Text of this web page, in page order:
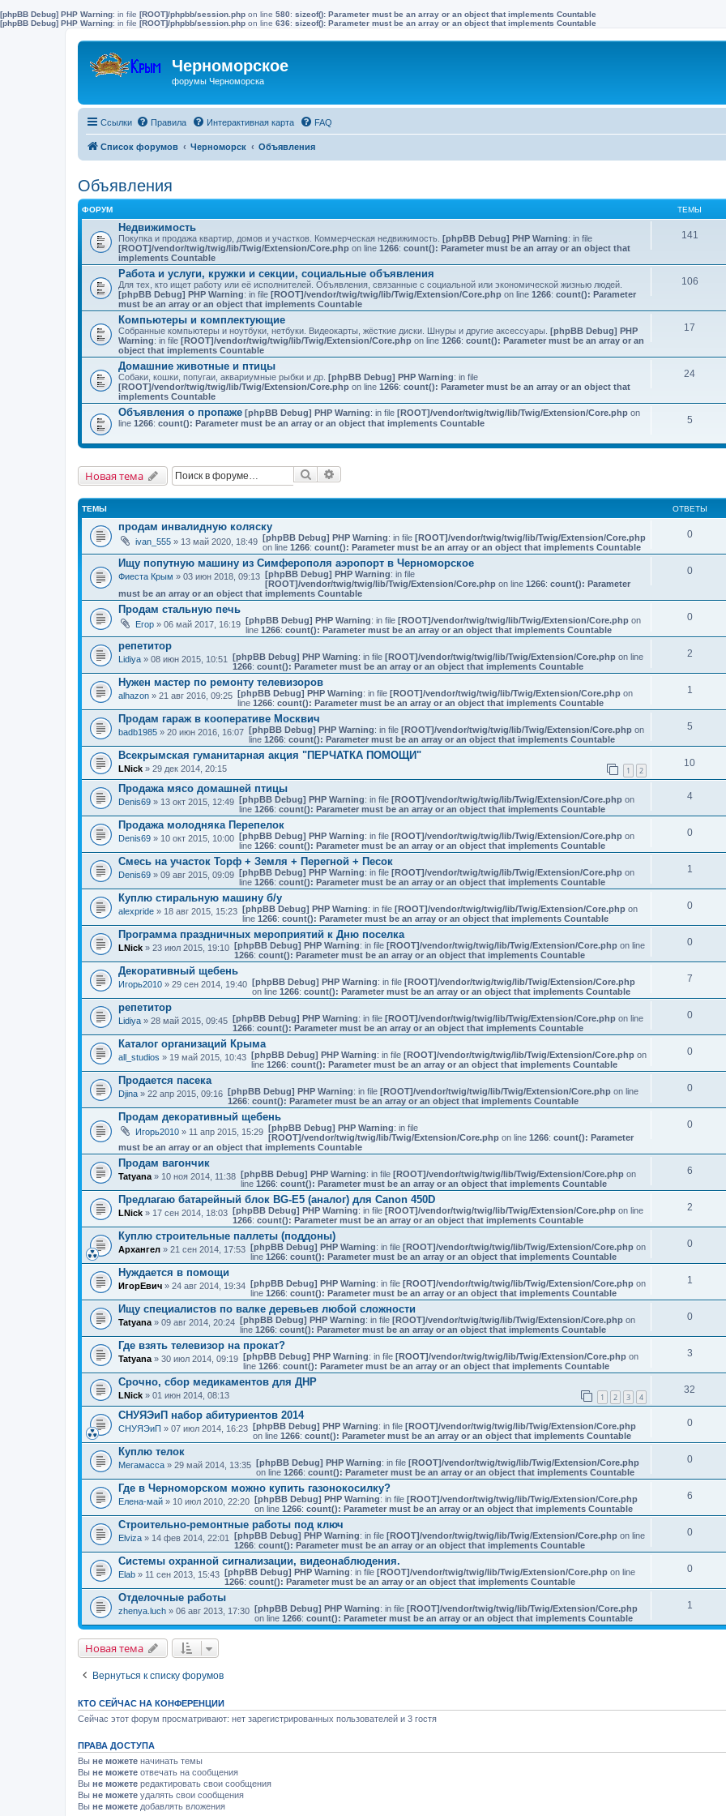
[phpBB Debug] PHP Warning: in file [ROOT]/phpbb/session.php on line 580: sizeof(): Parameter must be an array or an object that implements Countable
[phpBB Debug] PHP Warning: in file [ROOT]/phpbb/session.php on line 636: sizeof(): Parameter must be an array or an object that implements Countable
Черноморское
форумы Черноморска
Ссылки Правила Интерактивная карта FAQ
Список форумов Черноморск Объявления
Объявления
ФОРУМ ТЕМЫ
Недвижимость
Покупка и продажа квартир, домов и участков. Коммерческая недвижимость. [phpBB Debug] PHP Warning: in file
[ROOT]/vendor/twig/twig/lib/Twig/Extension/Core.php on line 1266: count(): Parameter must be an array or an object that
implements Countable
141
Работа и услуги, кружки и секции, социальные объявления
Для тех, кто ищет работу или её исполнителей. Объявления, связанные с социальной или экономической жизнью людей.
[phpBB Debug] PHP Warning: in file [ROOT]/vendor/twig/twig/lib/Twig/Extension/Core.php on line 1266: count(): Parameter
must be an array or an object that implements Countable
106
Компьютеры и комплектующие
Собранные компьютеры и ноутбуки, нетбуки. Видеокарты, жёсткие диски. Шнуры и другие аксессуары. [phpBB Debug] PHP
Warning: in file [ROOT]/vendor/twig/twig/lib/Twig/Extension/Core.php on line 1266: count(): Parameter must be an array or an
object that implements Countable
17
Домашние животные и птицы
Собаки, кошки, попугаи, аквариумные рыбки и др. [phpBB Debug] PHP Warning: in file
[ROOT]/vendor/twig/twig/lib/Twig/Extension/Core.php on line 1266: count(): Parameter must be an array or an object that
implements Countable
24
Объявления о пропаже [phpBB Debug] PHP Warning: in file [ROOT]/vendor/twig/twig/lib/Twig/Extension/Core.php on
line 1266: count(): Parameter must be an array or an object that implements Countable 5
Новая тема Поиск
ТЕМЫ ОТВЕТЫ
продам инвалидную коляску
ivan_555 » 13 май 2020, 18:49 [phpBB Debug] PHP Warning: in file [ROOT]/vendor/twig/twig/lib/Twig/Extension/Core.php
on line 1266: count(): Parameter must be an array or an object that implements Countable
0
Ищу попутную машину из Симферополя аэропорт в Черноморское
Фиеста Крым » 03 июн 2018, 09:13 [phpBB Debug] PHP Warning: in file
[ROOT]/vendor/twig/twig/lib/Twig/Extension/Core.phpon line 1266: count(): Parameter
must be an array or an object that implements Countable
0
Продам стальную печь
Егор » 06 май 2017, 16:19 [phpBB Debug] PHP Warning: in file [ROOT]/vendor/twig/twig/lib/Twig/Extension/Core.phpon
line 1266: count(): Parameter must be an array or an object that implements Countable
0
репетитор
Lidiya » 08 июн 2015, 10:51 [phpBB Debug] PHP Warning: in file [ROOT]/vendor/twig/twig/lib/Twig/Extension/Core.phpon line
1266: count(): Parameter must be an array or an object that implements Countable
2
Нужен мастер по ремонту телевизоров
alhazon » 21 авг 2016, 09:25 [phpBB Debug] PHP Warning: in file [ROOT]/vendor/twig/twig/lib/Twig/Extension/Core.phpon
line 1266: count(): Parameter must be an array or an object that implements Countable
1
Продам гараж в кооперативе Москвич
badb1985 » 20 июн 2016, 16:07 [phpBB Debug] PHP Warning: in file [ROOT]/vendor/twig/twig/lib/Twig/Extension/Core.phpon
line 1266: count(): Parameter must be an array or an object that implements Countable
5
Всекрымская гуманитарная акция "ПЕРЧАТКА ПОМОЩИ"
LNick » 29 дек 2014, 20:15 1 2
10
Продажа мясо домашней птицы
Denis69 » 13 окт 2015, 12:49 [phpBB Debug] PHP Warning: in file [ROOT]/vendor/twig/twig/lib/Twig/Extension/Core.phpon
line 1266: count(): Parameter must be an array or an object that implements Countable
4
Продажа молодняка Перепелок
Denis69 » 10 окт 2015, 10:00 [phpBB Debug] PHP Warning: in file [ROOT]/vendor/twig/twig/lib/Twig/Extension/Core.phpon
line 1266: count(): Parameter must be an array or an object that implements Countable
0
Смесь на участок Торф + Земля + Перегной + Песок
Denis69 » 09 авг 2015, 09:09 [phpBB Debug] PHP Warning: in file [ROOT]/vendor/twig/twig/lib/Twig/Extension/Core.phpon
line 1266: count(): Parameter must be an array or an object that implements Countable
1
Куплю стиральную машину б/у
alexpride » 18 авг 2015, 15:23 [phpBB Debug] PHP Warning: in file [ROOT]/vendor/twig/twig/lib/Twig/Extension/Core.phpon
line 1266: count(): Parameter must be an array or an object that implements Countable
0
Программа праздничных мероприятий к Дню поселка
LNick » 23 июл 2015, 19:10 [phpBB Debug] PHP Warning: in file [ROOT]/vendor/twig/twig/lib/Twig/Extension/Core.phpon line
1266: count(): Parameter must be an array or an object that implements Countable
0
Декоративный щебень
Игорь2010 » 29 сен 2014, 19:40 [phpBB Debug] PHP Warning: in file [ROOT]/vendor/twig/twig/lib/Twig/Extension/Core.php
on line 1266: count(): Parameter must be an array or an object that implements Countable
7
репетитор
Lidiya » 28 май 2015, 09:45 [phpBB Debug] PHP Warning: in file [ROOT]/vendor/twig/twig/lib/Twig/Extension/Core.phpon line
1266: count(): Parameter must be an array or an object that implements Countable
0
Каталог организаций Крыма
all_studios » 19 май 2015, 10:43 [phpBB Debug] PHP Warning: in file [ROOT]/vendor/twig/twig/lib/Twig/Extension/Core.phpon
line 1266: count(): Parameter must be an array or an object that implements Countable
0
Продается пасека
Djina » 22 апр 2015, 09:16 [phpBB Debug] PHP Warning: in file [ROOT]/vendor/twig/twig/lib/Twig/Extension/Core.phpon line
1266: count(): Parameter must be an array or an object that implements Countable
0
Продам декоративный щебень
Игорь2010 » 11 апр 2015, 15:29 [phpBB Debug] PHP Warning: in file
[ROOT]/vendor/twig/twig/lib/Twig/Extension/Core.phpon line 1266: count(): Parameter
must be an array or an object that implements Countable
0
Продам вагончик
Tatyana » 10 ноя 2014, 11:38 [phpBB Debug] PHP Warning: in file [ROOT]/vendor/twig/twig/lib/Twig/Extension/Core.phpon
line 1266: count(): Parameter must be an array or an object that implements Countable
6
Предлагаю батарейный блок BG-E5 (аналог) для Canon 450D
LNick » 17 сен 2014, 18:03 [phpBB Debug] PHP Warning: in file [ROOT]/vendor/twig/twig/lib/Twig/Extension/Core.phpon line
1266: count(): Parameter must be an array or an object that implements Countable
2
Куплю строительные паллеты (поддоны)
Архангел » 21 сен 2014, 17:53 [phpBB Debug] PHP Warning: in file [ROOT]/vendor/twig/twig/lib/Twig/Extension/Core.phpon
line 1266: count(): Parameter must be an array or an object that implements Countable
0
Нуждается в помощи
ИгорЕвич » 24 авг 2014, 19:34 [phpBB Debug] PHP Warning: in file [ROOT]/vendor/twig/twig/lib/Twig/Extension/Core.phpon
line 1266: count(): Parameter must be an array or an object that implements Countable
1
Ищу специалистов по валке деревьев любой сложности
Tatyana » 09 авг 2014, 20:24 [phpBB Debug] PHP Warning: in file [ROOT]/vendor/twig/twig/lib/Twig/Extension/Core.phpon
line 1266: count(): Parameter must be an array or an object that implements Countable
0
Где взять телевизор на прокат?
Tatyana » 30 июл 2014, 09:19 [phpBB Debug] PHP Warning: in file [ROOT]/vendor/twig/twig/lib/Twig/Extension/Core.phpon
line 1266: count(): Parameter must be an array or an object that implements Countable
3
Срочно, сбор медикаментов для ДНР
LNick » 01 июн 2014, 08:13 1 2 3 4
32
СНУЯЭиП набор абитуриентов 2014
СНУЯЭиП » 07 июл 2014, 16:23 [phpBB Debug] PHP Warning: in file [ROOT]/vendor/twig/twig/lib/Twig/Extension/Core.php
on line 1266: count(): Parameter must be an array or an object that implements Countable
0
Куплю телок
Мегамасса » 29 май 2014, 13:35 [phpBB Debug] PHP Warning: in file [ROOT]/vendor/twig/twig/lib/Twig/Extension/Core.php
on line 1266: count(): Parameter must be an array or an object that implements Countable
0
Где в Черноморском можно купить газонокосилку?
Елена-май » 10 июл 2010, 22:20 [phpBB Debug] PHP Warning: in file [ROOT]/vendor/twig/twig/lib/Twig/Extension/Core.php
on line 1266: count(): Parameter must be an array or an object that implements Countable
6
Строительно-ремонтные работы под ключ
Elviza » 14 фев 2014, 22:01 [phpBB Debug] PHP Warning: in file [ROOT]/vendor/twig/twig/lib/Twig/Extension/Core.phpon line
1266: count(): Parameter must be an array or an object that implements Countable
0
Системы охранной сигнализации, видеонаблюдения.
Elab » 11 сен 2013, 15:43 [phpBB Debug] PHP Warning: in file [ROOT]/vendor/twig/twig/lib/Twig/Extension/Core.phpon line
1266: count(): Parameter must be an array or an object that implements Countable
0
Отделочные работы
zhenya.luch » 06 авг 2013, 17:30 [phpBB Debug] PHP Warning: in file [ROOT]/vendor/twig/twig/lib/Twig/Extension/Core.php
on line 1266: count(): Parameter must be an array or an object that implements Countable
1
Новая тема
Вернуться к списку форумов
КТО СЕЙЧАС НА КОНФЕРЕНЦИИ
Сейчас этот форум просматривают: нет зарегистрированных пользователей и 3 гостя
ПРАВА ДОСТУПА
Вы не можете начинать темы
Вы не можете отвечать на сообщения
Вы не можете редактировать свои сообщения
Вы не можете удалять свои сообщения
Вы не можете добавлять вложения